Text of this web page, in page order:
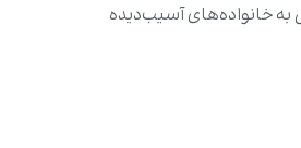
به خانواده‌های آسیب‌دیده